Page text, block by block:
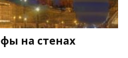
на стенах